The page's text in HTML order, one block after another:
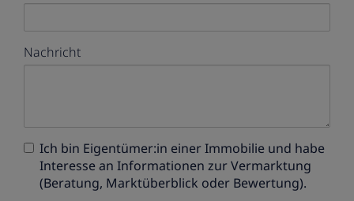
Nachricht
Ich bin Eigentümer:in einer Immobilie und habe
Interesse an Informationen zur Vermarktung
(Beratung, Marktüberblick oder Bewertung).